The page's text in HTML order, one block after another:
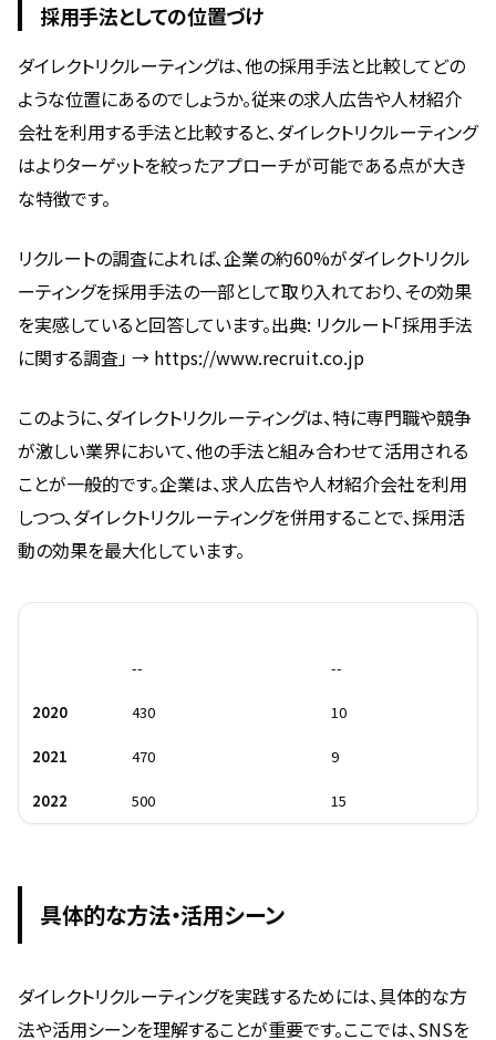
採用手法としての位置づけ
ダイレクトリクルーティングは、他の採用手法と比較してどの
ような位置にあるのでしょうか。従来の求人広告や人材紹介
会社を利用する手法と比較すると、ダイレクトリクルーティング
はよりターゲットを絞ったアプローチが可能である点が大き
な特徴です。
リクルートの調査によれば、企業の約60%がダイレクトリクル
ーティングを採用手法の一部として取り入れており、その効果
を実感していると回答しています。出典: リクルート「採用手法
に関する調査」 → https://www.recruit.co.jp
このように、ダイレクトリクルーティングは、特に専門職や競争
が激しい業界において、他の手法と組み合わせて活用される
ことが一般的です。企業は、求人広告や人材紹介会社を利用
しつつ、ダイレクトリクルーティングを併用することで、採用活
動の効果を最大化しています。
-- --
2020 430 10
2021 470 9
2022 500 15
具体的な方法・活用シーン
ダイレクトリクルーティングを実践するためには、具体的な方
法や活用シーンを理解することが重要です。ここでは、SNSを